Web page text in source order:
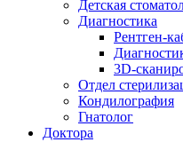
Детская
Диагностика
Рентген-
3D-
Отдел
Кондилография
Гнатолог
Доктора